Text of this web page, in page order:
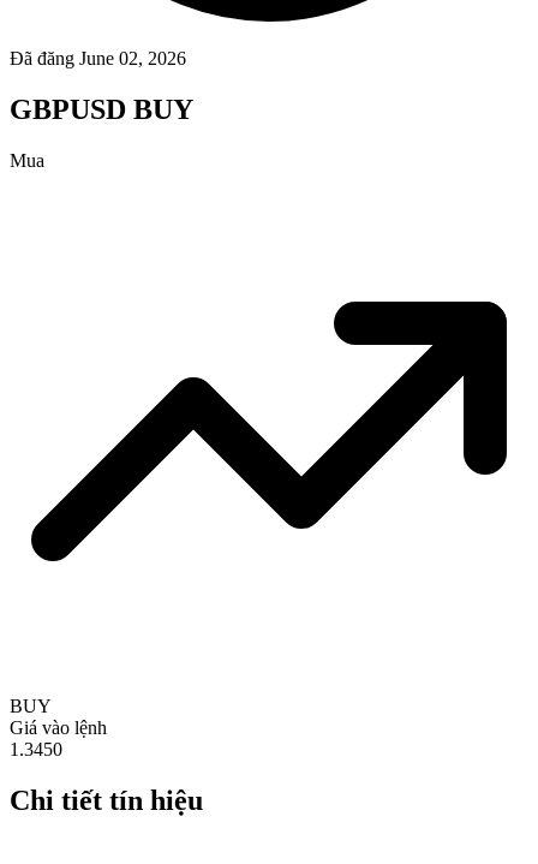
Đã đăng June 02, 2026
GBPUSD BUY
Mua
BUY
Giá vào lệnh
1.3450
Chi tiết tín hiệu